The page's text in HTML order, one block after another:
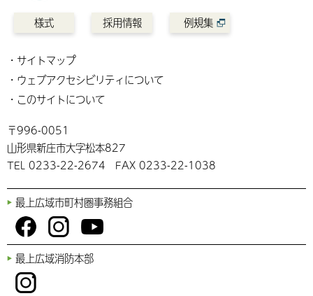
様式 採用情報 例規集
サイトマップ
ウェブアクセシビリティについて
このサイトについて
〒996-0051
山形県新庄市大字松本827
TEL 0233-22-2674 FAX 0233-22-1038
最上広域市町村圏事務組合
Fac
ebo
ok
Inst
agr
You
Tub
最上広域消防本部